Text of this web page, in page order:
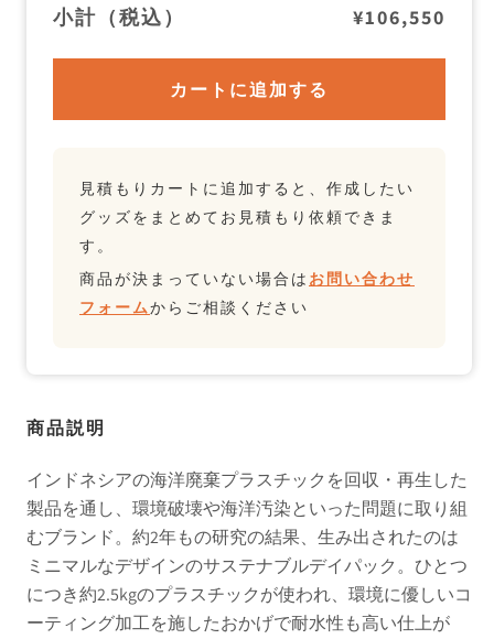
小計（税込） ¥106,550
カートに追加する
見積もりカートに追加すると、作成したい
グッズをまとめてお見積もり依頼できま
す。
商品が決まっていない場合は お問い合わせ
フォームからご相談ください
商品説明
インドネシアの海洋廃棄プラスチックを回収・再生した
製品を通し、環境破壊や海洋汚染といった問題に取り組
むブランド。約2年もの研究の結果、生み出されたのは
ミニマルなデザインのサステナブルデイパック。ひとつ
につき約2.5kgのプラスチックが使われ、環境に優しいコ
ーティング加工を施したおかげで耐水性も高い仕上が